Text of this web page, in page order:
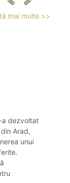
mai multe >>
a dezvoltat
Arad,
unui